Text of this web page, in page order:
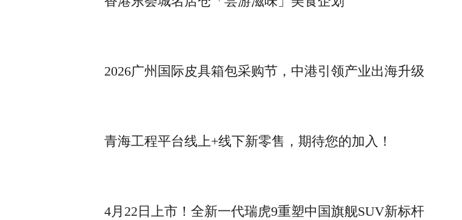
2026广州国际皮具箱包采购节，中港引领产业出海升级
青海工程平台线上+线下新零售，期待您的加入！
4月22日上市！全新一代瑞虎9重塑中国旗舰SUV新标杆